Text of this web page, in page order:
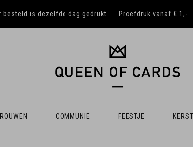
besteld is dezelfde dag gedrukt Proefdruk vanaf € 1,-
COMMUNIE FEESTJE KERST